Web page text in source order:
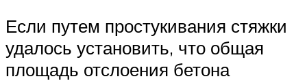
Если путем простукивания стяжки
удалось установить, что общая
площадь отслоения бетона